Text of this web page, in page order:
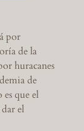
por
de la
huracanes
de
que el
el